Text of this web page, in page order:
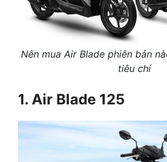
Nên mua Air Blade phiên bản
tiêu chí
1. Air Blade 125